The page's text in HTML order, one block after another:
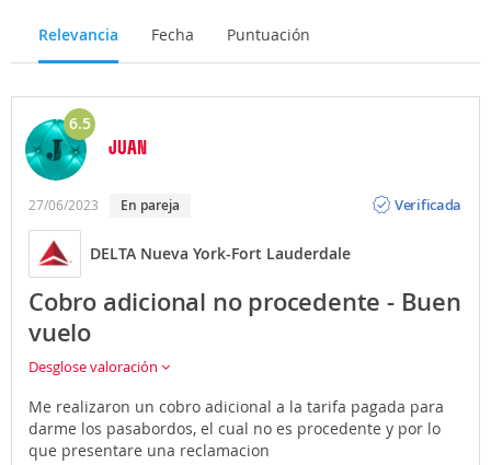
Relevancia Fecha Puntuación
6.5
JUAN
27/06/2023 En pareja
Verificada
DELTA Nueva York-Fort Lauderdale
Cobro adicional no procedente - Buen
vuelo
Desglose valoración
Me realizaron un cobro adicional a la tarifa pagada para
darme los pasabordos, el cual no es procedente y por lo
que presentare una reclamacion